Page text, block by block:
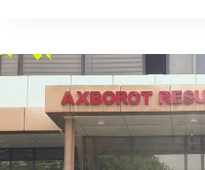
POLSHANING
“GREEN
CROPS”
KOMPANIYASIDA
ISHLAB
CHIQARISH
AMALIYOTINI
BOSHLASHMOQDA